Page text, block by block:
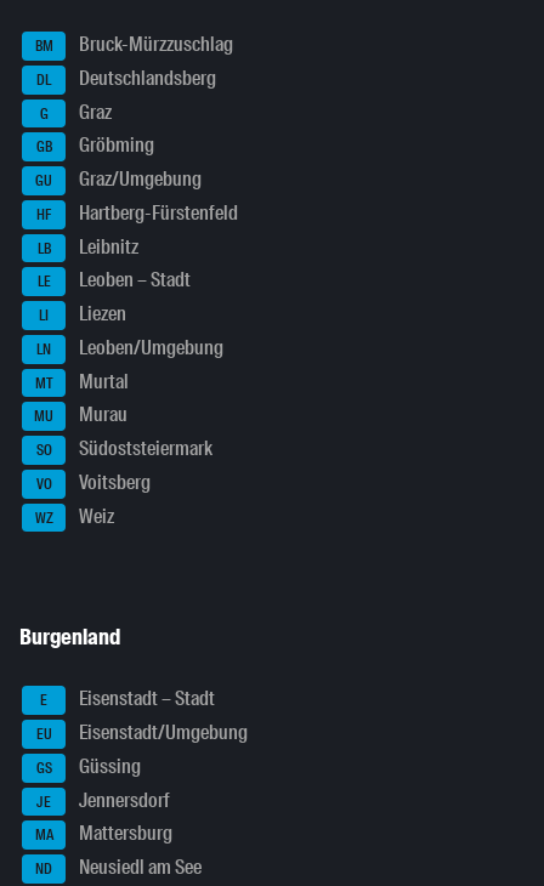
BM Bruck-Mürzzuschlag
DL Deutschlandsberg
G Graz
GB Gröbming
GU Graz/Umgebung
HF Hartberg-Fürstenfeld
LB Leibnitz
LE Leoben – Stadt
LI Liezen
LN Leoben/Umgebung
MT Murtal
MU Murau
SO Südoststeiermark
VO Voitsberg
WZ Weiz
Burgenland
E Eisenstadt – Stadt
EU Eisenstadt/Umgebung
GS Güssing
JE Jennersdorf
MA Mattersburg
ND Neusiedl am See